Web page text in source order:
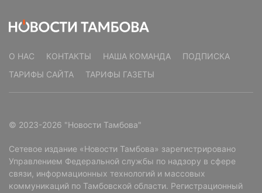
О НАС КОНТАКТЫ НАША КОМАНДА
ПОДПИСКА
ТАРИФЫ САЙТА
ТАРИФЫ ГАЗЕТЫ
© 2023-2026 "Новости Тамбова"
Сетевое издание «Новости Тамбова» зарегистрировано
Управлением Федеральной службы по надзору в сфере
связи, информационных технологий и массовых
коммуникаций по Тамбовской области. Регистрационный